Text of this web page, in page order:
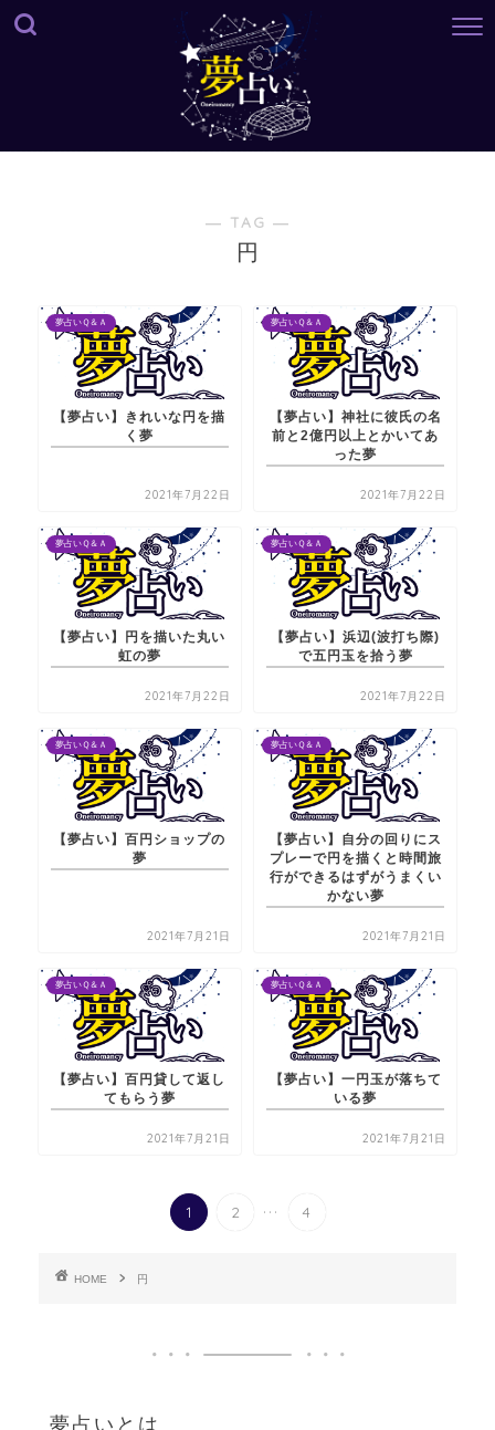
― TAG ―
円
夢占いＱ＆Ａ
【夢占い】きれいな円を描
く夢
2021年7月22日
夢占いＱ＆Ａ
【夢占い】神社に彼氏の名
前と2億円以上とかいてあ
った夢
2021年7月22日
夢占いＱ＆Ａ
【夢占い】円を描いた丸い
虹の夢
2021年7月22日
夢占いＱ＆Ａ
【夢占い】浜辺(波打ち際)
で五円玉を拾う夢
2021年7月22日
夢占いＱ＆Ａ
【夢占い】百円ショップの
夢
2021年7月21日
夢占いＱ＆Ａ
【夢占い】自分の回りにス
プレーで円を描くと時間旅
行ができるはずがうまくい
かない夢
2021年7月21日
夢占いＱ＆Ａ
【夢占い】百円貸して返し
てもらう夢
2021年7月21日
夢占いＱ＆Ａ
【夢占い】一円玉が落ちて
いる夢
2021年7月21日
1 2 ... 4
HOME 円
夢占いとは